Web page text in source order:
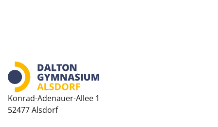
Konrad-Adenauer-Allee 1
52477 Alsdorf